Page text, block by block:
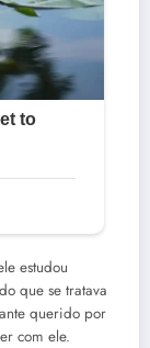
estudou
que se tratava
querido por
com ele.